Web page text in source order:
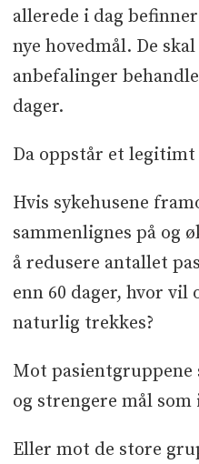
allerede i dag
nye hovedmål. De
anbefalinger
dager.
Da oppstår et legitimt
Hvis sykehusene
sammenlignes på og
å redusere antallet
enn 60 dager, hvor
naturlig trekkes?
Mot pasientgruppene
og strengere mål som
Eller mot de store